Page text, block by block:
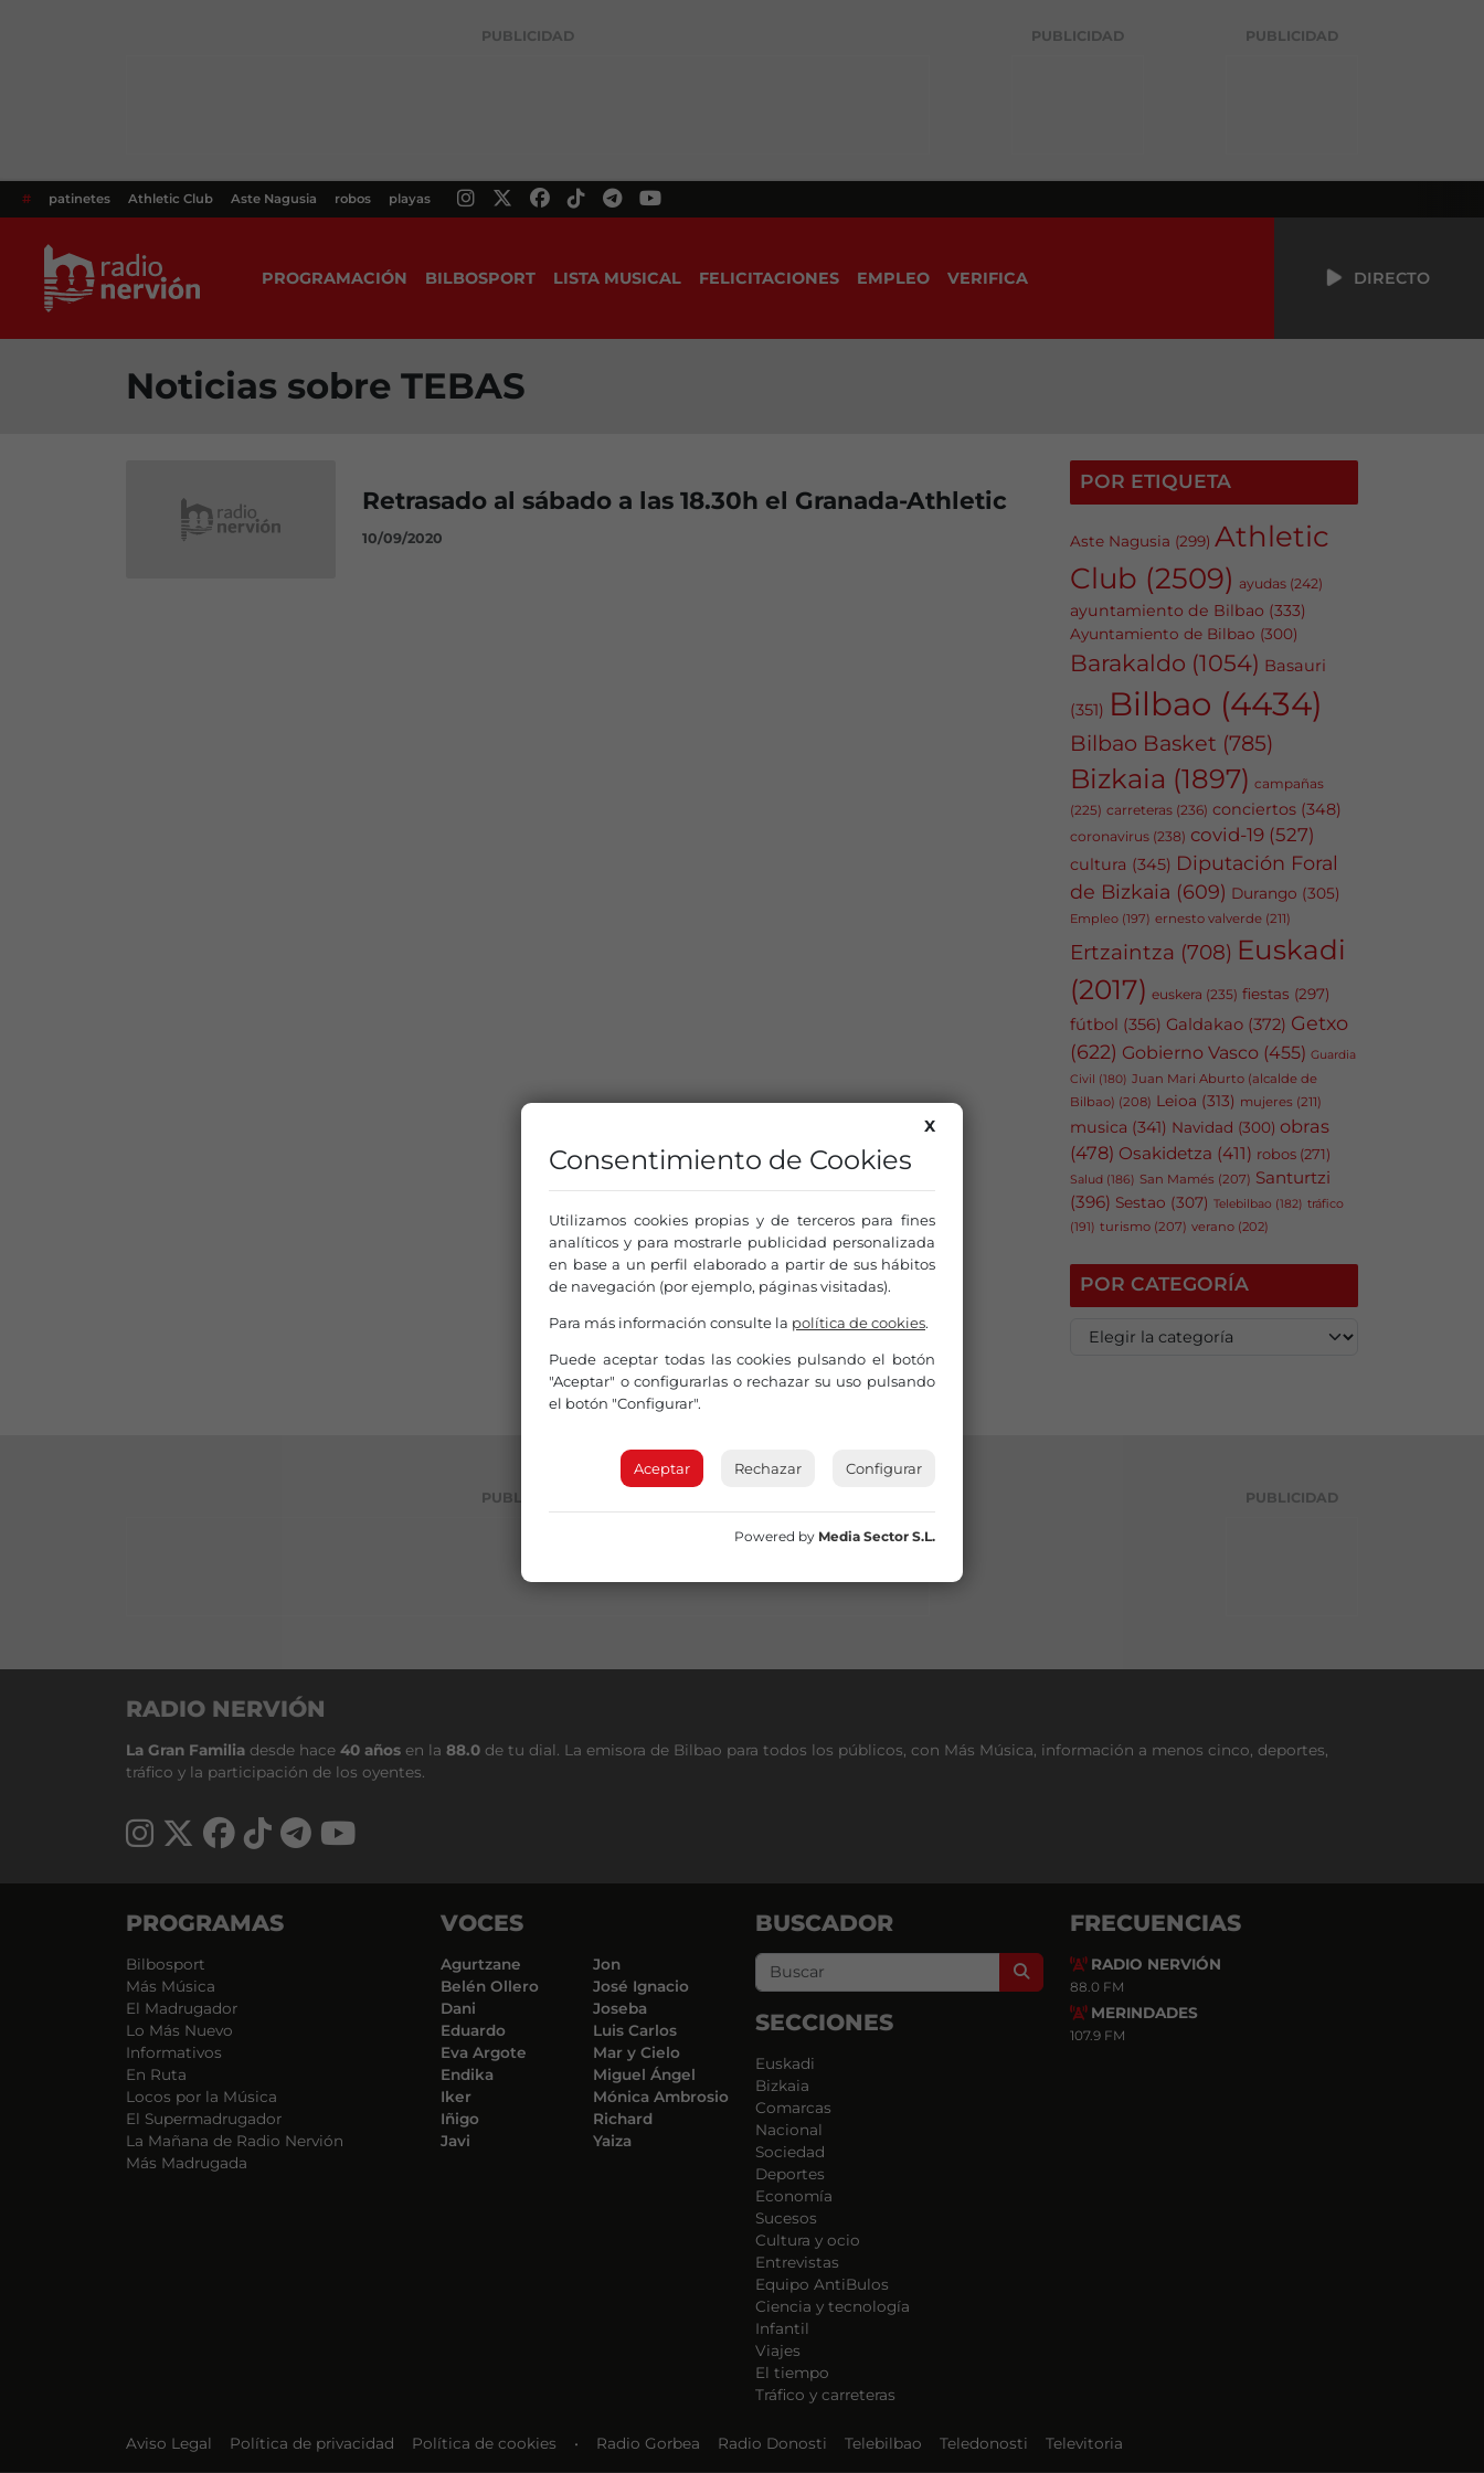
PUBLICIDAD PUBLICIDAD PUBLICIDAD
# patinetes Athletic Club Aste Nagusia robos playas
PROGRAMACIÓN BILBOSPORT LISTA MUSICAL FELICITACIONES EMPLEO VERIFICA DIRECTO
Noticias sobre TEBAS
Retrasado al sábado a las 18.30h el Granada-Athletic
10/09/2020
POR ETIQUETA
Aste Nagusia (299) Athletic
Club (2509) ayudas (242)
ayuntamiento de Bilbao (333)
Ayuntamiento de Bilbao (300)
Barakaldo (1054) Basauri
(351) Bilbao (4434)
Bilbao Basket (785)
Bizkaia (1897) campañas
(225) carreteras (236) conciertos (348)
coronavirus (238) covid-19 (527)
cultura (345) Diputación Foral
de Bizkaia (609) Durango (305)
Empleo (197) ernesto valverde (211)
Ertzaintza (708) Euskadi
(2017) euskera (235) fiestas (297)
fútbol (356) Galdakao (372) Getxo
(622) Gobierno Vasco (455) Guardia
Civil (180) Juan Mari Aburto (alcalde de
Bilbao) (208) Leioa (313) mujeres (211)
musica (341) Navidad (300) obras
(478) Osakidetza (411) robos (271)
Salud (186) San Mamés (207) Santurtzi
(396) Sestao (307) Telebilbao (182) tráfico
(191) turismo (207) verano (202)
POR CATEGORÍA
PUBLICIDAD PUBLICIDAD
RADIO NERVIÓN
La Gran Familia desde hace 40 años en la 88.0 de tu dial. La emisora de Bilbao para todos los públicos, con Más Música, información a menos cinco, deportes,
tráfico y la participación de los oyentes.
PROGRAMAS
Bilbosport
Más Música
El Madrugador
Lo Más Nuevo
Informativos
En Ruta
Locos por la Música
El Supermadrugador
La Mañana de Radio Nervión
Más Madrugada
VOCES
Agurtzane
Belén Ollero
Dani
Eduardo
Eva Argote
Endika
Iker
Iñigo
Javi
Jon
José Ignacio
Joseba
Luis Carlos
Mar y Cielo
Miguel Ángel
Mónica Ambrosio
Richard
Yaiza
BUSCADOR
Search
SECCIONES
Euskadi
Bizkaia
Comarcas
Nacional
Sociedad
Deportes
Economía
Sucesos
Cultura y ocio
Entrevistas
Equipo AntiBulos
Ciencia y tecnología
Infantil
Viajes
El tiempo
Tráfico y carreteras
FRECUENCIAS
RADIO NERVIÓN
88.0 FM
MERINDADES
107.9 FM
Aviso Legal Política de privacidad Política de cookies • Radio Gorbea Radio Donosti Telebilbao Teledonosti Televitoria
X
Consentimiento de Cookies
Utilizamos cookies propias y de terceros para fines
analíticos y para mostrarle publicidad personalizada
en base a un perfil elaborado a partir de sus hábitos
de navegación (por ejemplo, páginas visitadas).
Para más información consulte la política de cookies.
Puede aceptar todas las cookies pulsando el botón
"Aceptar" o configurarlas o rechazar su uso pulsando
el botón "Configurar".
Aceptar Rechazar Configurar
Powered by Media Sector S.L.